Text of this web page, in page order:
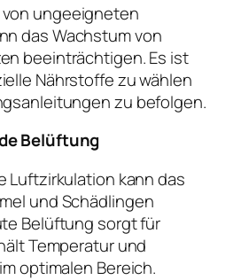
ungeeigneten
das Wachstum von
beeinträchtigen. Es ist
Nährstoffe zu wählen
zu befolgen.
Belüftung
Luftzirkulation kann das
und Schädlingen
Belüftung sorgt für
Temperatur und
optimalen Bereich.